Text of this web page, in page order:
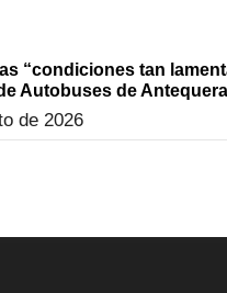
“condiciones tan
Autobuses de Antequera
de 2026